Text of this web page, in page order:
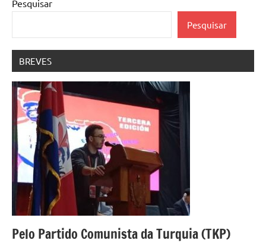
Pesquisar
Pesquisar
BREVES
Pelo Partido Comunista da Turquia (TKP)